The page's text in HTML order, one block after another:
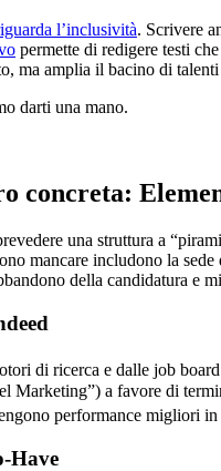
l’inclusività. Scrivere
permette di redigere testi
ma amplia il bacino di talenti
darti una mano.
concreta:
una struttura a
mancare includono la
della candidatura e
di ricerca e dalle job
Marketing”) a favore di
performance migliori
Have